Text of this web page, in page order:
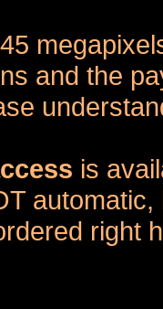
and the
is
right